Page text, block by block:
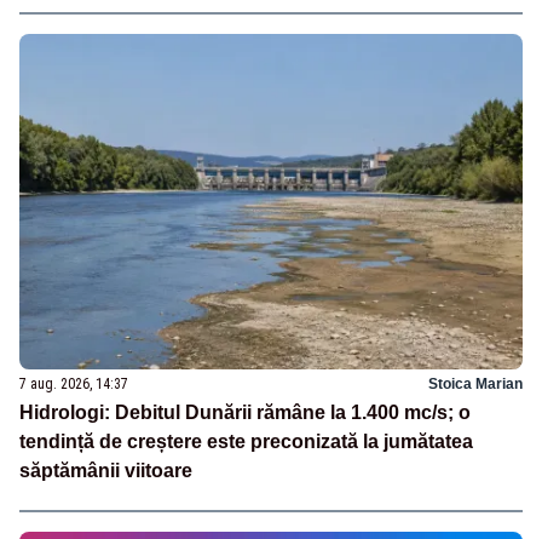
7 aug. 2026, 14:37 Stoica Marian
Hidrologi: Debitul Dunării rămâne la 1.400 mc/s; o
tendință de creștere este preconizată la jumătatea
săptămânii viitoare